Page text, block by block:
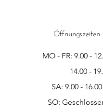
Öffnungszeiten
MO - FR: 9.00 -
14.00 -
SA: 9.00 - 16.00
SO: